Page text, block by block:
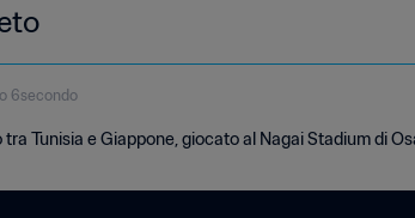
6secondo
Tunisia e Giappone, giocato al Nagai Stadium di